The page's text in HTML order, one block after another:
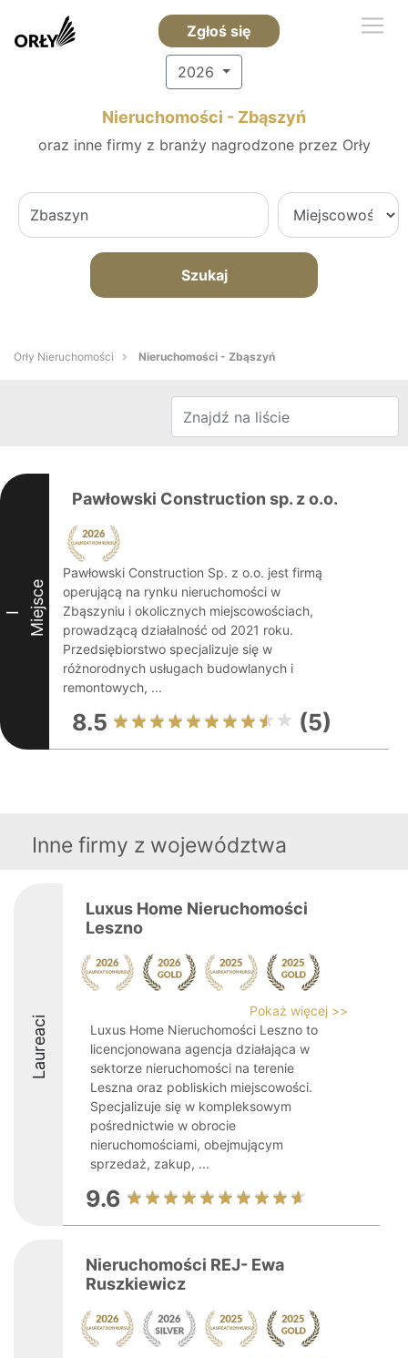
Zgłoś się
2026
Nieruchomości - Zbąszyń
oraz inne firmy z branży nagrodzone przez Orły
Szukaj
Orły Nieruchomości Nieruchomości - Zbąszyń
I Miejsce
Pawłowski Construction sp. z o.o.
Pawłowski Construction Sp. z o.o. jest firmą
operującą na rynku nieruchomości w
Zbąszyniu i okolicznych miejscowościach,
prowadzącą działalność od 2021 roku.
Przedsiębiorstwo specjalizuje się w
różnorodnych usługach budowlanych i
remontowych, ...
8.5 (5)
Inne firmy z województwa
Laureaci
Luxus Home Nieruchomości
Leszno
Pokaż więcej >>
Luxus Home Nieruchomości Leszno to
licencjonowana agencja działająca w
sektorze nieruchomości na terenie
Leszna oraz pobliskich miejscowości.
Specjalizuje się w kompleksowym
pośrednictwie w obrocie
nieruchomościami, obejmującym
sprzedaż, zakup, ...
9.6
Nieruchomości REJ- Ewa
Ruszkiewicz